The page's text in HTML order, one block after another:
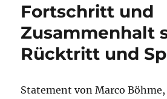
Fortschritt und
Zusammenhalt
Rücktritt und
Statement von Marco Böhme,